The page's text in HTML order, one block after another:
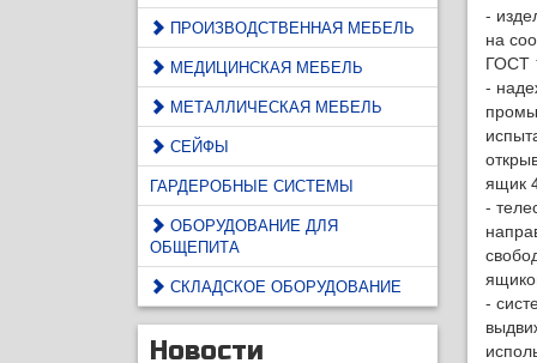
ПРОИЗВОДСТВЕННАЯ МЕБЕЛЬ
МЕДИЦИНСКАЯ МЕБЕЛЬ
МЕТАЛЛИЧЕСКАЯ МЕБЕЛЬ
СЕЙФЫ
ГАРДЕРОБНЫЕ СИСТЕМЫ
ОБОРУДОВАНИЕ ДЛЯ
ОБЩЕПИТА
СКЛАДСКОЕ ОБОРУДОВАНИЕ
Новости
-
на
ГОСТ
-
ящик
-
-